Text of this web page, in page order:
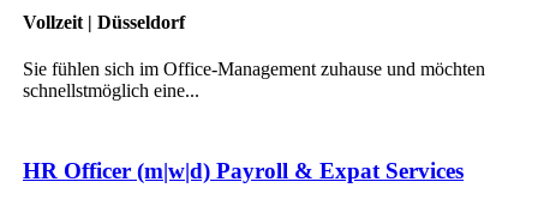
Vollzeit | Düsseldorf
Sie fühlen sich im Office-Management zuhause und möchten
schnellstmöglich eine...
HR Officer (m|w|d) Payroll & Expat Services